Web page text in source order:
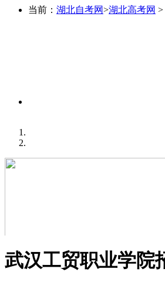
当前： 湖北自考网>湖北高考网 >
武汉工贸职业学院